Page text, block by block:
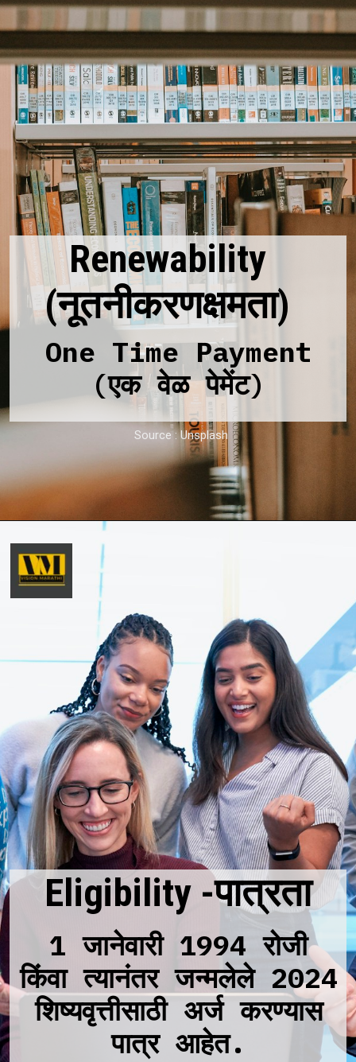
Renewability
(नूतनीकरणक्षमता)
One Time Payment
(एक वेळ पेमेंट)
Source : Unsplash
Eligibility -पात्रता
1 जानेवारी 1994 रोजी
किंवा त्यानंतर जन्मलेले 2024
शिष्यवृत्तीसाठी अर्ज करण्यास
पात्र आहेत.